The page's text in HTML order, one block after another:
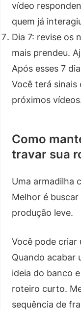
vídeo
quem já
Dia 7: revise os
mais prendeu.
Após esses 7
Você terá
próximos
Como
travar sua
Uma armadilha
Melhor é
produção leve.
Você pode criar
Quando acabar
ideia do banco
roteiro curto.
sequência de